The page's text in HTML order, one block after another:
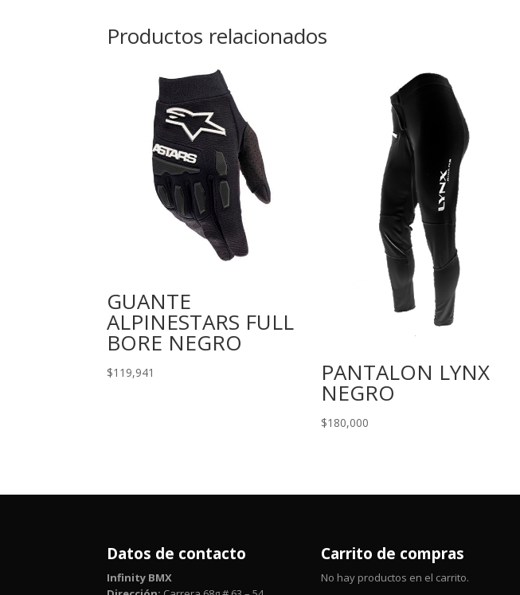
Productos relacionados
GUANTE
ALPINESTARS FULL
BORE NEGRO
$119,941 PANTALON LYNX
NEGRO
$180,000
Datos de contacto
Infinity BMX
Carrito de compras
No hay productos en el carrito.